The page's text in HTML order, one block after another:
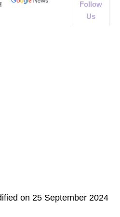
Follow
Us
on 25 September 2024